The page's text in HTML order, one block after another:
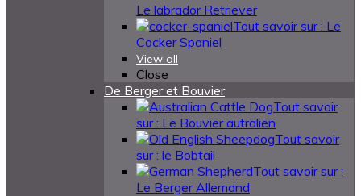
Le labrador Retriever
Tout savoir sur : Le
Cocker Spaniel
View all
Close
De Berger et Bouvier
Tout savoir
sur : Le Bouvier autralien
Tout savoir
sur : le Bobtail
Tout savoir sur :
Le Berger Allemand